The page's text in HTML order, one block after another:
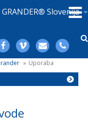
GRANDER® Slovenija
» Uporaba